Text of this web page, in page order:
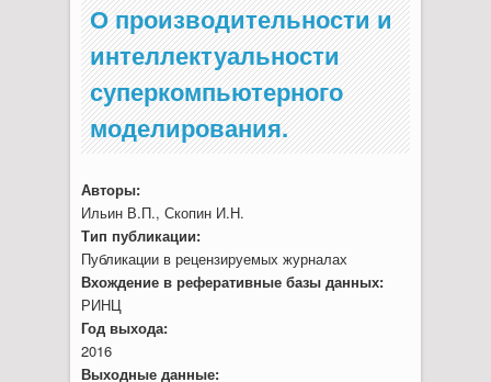
О производительности и
интеллектуальности
суперкомпьютерного
моделирования.
Авторы:
Ильин В.П., Скопин И.Н.
Тип публикации:
Публикации в рецензируемых журналах
Вхождение в реферативные базы данных:
РИНЦ
Год выхода:
2016
Выходные данные: